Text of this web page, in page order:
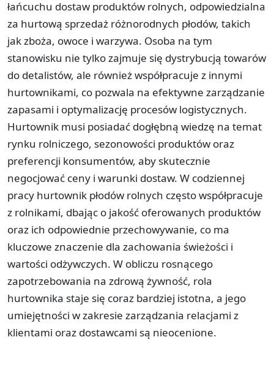
łańcuchu dostaw produktów rolnych, odpowiedzialna
za hurtową sprzedaż różnorodnych płodów, takich
jak zboża, owoce i warzywa. Osoba na tym
stanowisku nie tylko zajmuje się dystrybucją towarów
do detalistów, ale również współpracuje z innymi
hurtownikami, co pozwala na efektywne zarządzanie
zapasami i optymalizację procesów logistycznych.
Hurtownik musi posiadać dogłębną wiedzę na temat
rynku rolniczego, sezonowości produktów oraz
preferencji konsumentów, aby skutecznie
negocjować ceny i warunki dostaw. W codziennej
pracy hurtownik płodów rolnych często współpracuje
z rolnikami, dbając o jakość oferowanych produktów
oraz ich odpowiednie przechowywanie, co ma
kluczowe znaczenie dla zachowania świeżości i
wartości odżywczych. W obliczu rosnącego
zapotrzebowania na zdrową żywność, rola
hurtownika staje się coraz bardziej istotna, a jego
umiejętności w zakresie zarządzania relacjami z
klientami oraz dostawcami są nieocenione.